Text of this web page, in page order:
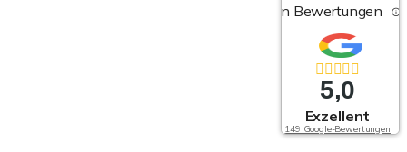
von Bewertungen
5,0
Exzellent
149 Google-Bewertungen